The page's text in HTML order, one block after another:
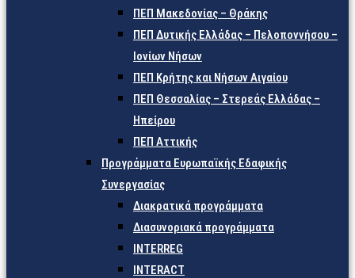
ΠΕΠ Μακεδονίας – Θράκης
ΠΕΠ Δυτικής Ελλάδας – Πελοποννήσου –
Ιονίων Νήσων
ΠΕΠ Κρήτης και Νήσων Αιγαίου
ΠΕΠ Θεσσαλίας – Στερεάς Ελλάδας –
Ηπείρου
ΠΕΠ Αττικής
Προγράμματα Ευρωπαϊκής Εδαφικής
Συνεργασίας
Διακρατικά προγράμματα
Διασυνοριακά προγράμματα
INTERREG
INTERACT